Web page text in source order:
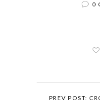
0
PREV POST: